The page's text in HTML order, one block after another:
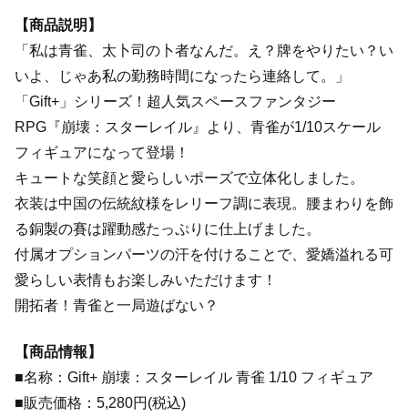
【商品説明】
「私は青雀、太卜司の卜者なんだ。え？牌をやりたい？い
いよ、じゃあ私の勤務時間になったら連絡して。」
「Gift+」シリーズ！超人気スペースファンタジー
RPG『崩壊：スターレイル』より、青雀が1/10スケール
フィギュアになって登場！
キュートな笑顔と愛らしいポーズで立体化しました。
衣装は中国の伝統紋様をレリーフ調に表現。腰まわりを飾
る銅製の賽は躍動感たっぷりに仕上げました。
付属オプションパーツの汗を付けることで、愛嬌溢れる可
愛らしい表情もお楽しみいただけます！
開拓者！青雀と一局遊ばない？
【商品情報】
■名称：Gift+ 崩壊：スターレイル 青雀 1/10 フィギュア
■販売価格：5,280円(税込)